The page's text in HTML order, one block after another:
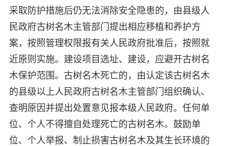
采取防护措施后仍无法消除安全隐患的，由县级人
民政府古树名木主管部门提出相应移植和养护方
案，按照管理权限报有关人民政府批准后，按照就
近原则实施。建设项目选址、建设，应避开古树名
木保护范围。古树名木死亡的，由认定该古树名木
的县级以上人民政府古树名木主管部门组织确认、
查明原因并提出处置意见报本级人民政府。任何单
位、个人不得擅自处理死亡的古树名木。鼓励单
位、个人举报、制止损害古树名木及其生长环境的